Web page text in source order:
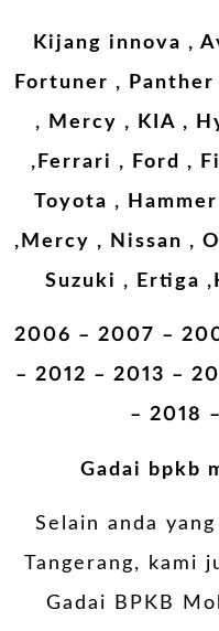
Kijang innova ,
Fortuner ,
, Mercy , KIA ,
,Ferrari , Ford ,
Toyota ,
,Mercy , Nissan ,
Suzuki , Ertiga
2006 – 2007 –
– 2012 – 2013 –
– 2018
Gadai bpkb
Selain anda
Tangerang, kami
Gadai BPKB